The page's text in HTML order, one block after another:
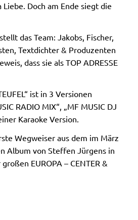
Doch am Ende siegt die
das Team: Jakobs, Fischer,
Textdichter & Produzenten
dass sie als TOP ADRESSE
ist in 3 Versionen
RADIO MIX“, „MF MUSIC DJ
Karaoke Version.
Wegweiser aus dem im März
Album von Steffen Jürgens in
EUROPA – CENTER &